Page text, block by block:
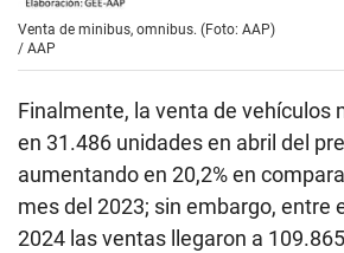
Venta de minibus, omnibus. (Foto: AAP)
/ AAP
Finalmente, la venta de vehículos
en 31.486 unidades en abril del
aumentando en 20,2% en
mes del 2023; sin embargo, entre
2024 las ventas llegaron a